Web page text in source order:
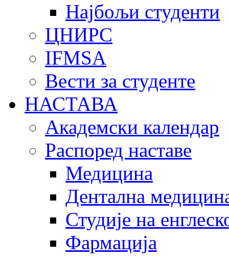
Најбољи студенти
ЦНИРС
IFMSA
Вести за студенте
НАСТАВА
Академски календар
Распоред наставе
Медицина
Дентална
Студије на
Фармација